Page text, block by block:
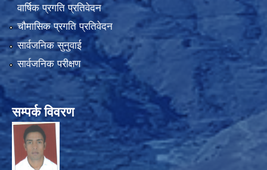
वार्षिक प्रगति प्रतिवेदन
चौमासिक प्रगति प्रतिवेदन
सार्वजनिक सुनुवाई
सार्वजनिक परीक्षण
सम्पर्क विवरण